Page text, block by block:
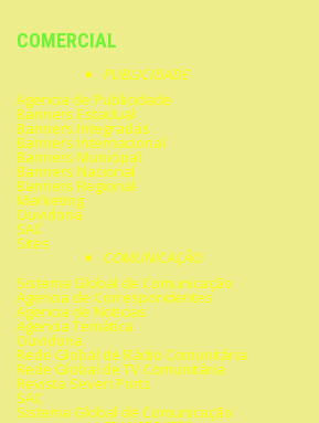
COMERCIAL
PUBLICIDADE
Agencia de Publicidade
Banners Estadual
Banners Integradas
Banners Internacional
Banners Municipal
Banners Nacional
Banners Regional
Marketing
Ouvidoria
SAC
Sites
COMUNICAÇÃO
Sistema Global de Comunicação
Agencia de Correspondentes
Agencia de Noticias
Agencia Temática
Ouvidoria
Rede Global de Rádio Comunitária
Rede Global de TV Comunitária
Revista Seven Ports
SAC
Sistema Global de Comunicação